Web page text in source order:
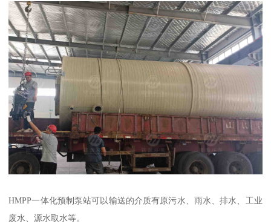
HMPP一体化预制泵站可以输送的介质有原污水、雨水、排水、工业
废水、源水取水等。